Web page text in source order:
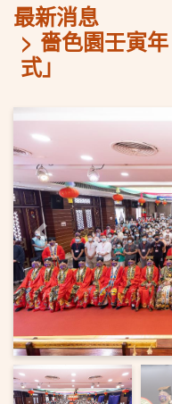
最新消息
嗇色園壬寅
式」
上一頁